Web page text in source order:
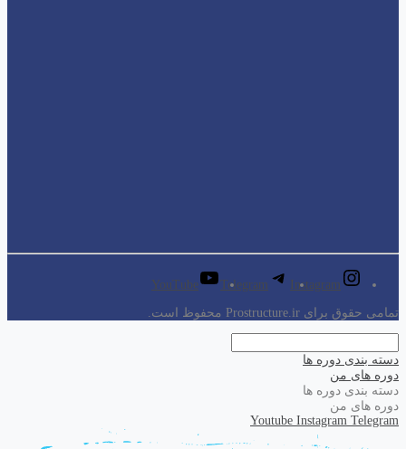
Instagram
Telegram
YouTube
تمامی حقوق برای Prostructure.ir محفوظ است.
دسته بندی دوره ها
دوره های من
دسته بندی دوره ها
دوره های من
Youtube Instagram Telegram